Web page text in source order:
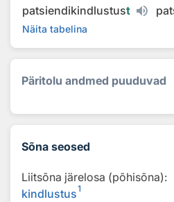
patsiendikindlustust
Näita tabelina
Päritolu andmed puuduvad
Sõna seosed
Liitsõna järelosa (põhisõna):
kindlustus1